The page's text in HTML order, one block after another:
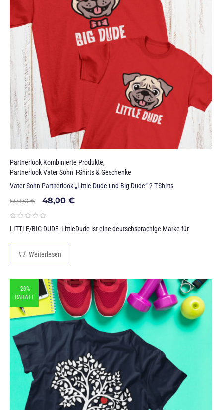
Partnerlook Kombinierte Produkte,
Partnerlook Vater Sohn T-Shirts & Geschenke
Vater-Sohn-Partnerlook „Little Dude und Big Dude“ 2 T-Shirts
60,00€ 48,00 €
LITTLE/BIG DUDE- LittleDude ist eine deutschsprachige Marke für
Weiterlesen
-20%
RABATT